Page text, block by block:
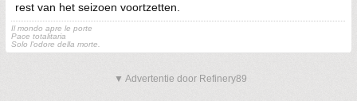
rest van het seizoen voortzetten.
Il mondo apre le porte
Pace totalitaria
Solo l'odore della morte.
▼ Advertentie door Refinery89